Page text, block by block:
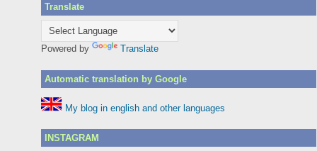
Translate
Powered by Translate
Automatic translation by Google
My blog in english and other languages
INSTAGRAM